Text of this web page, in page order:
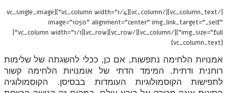
[/vc_column_text][/vc_column][vc_column width="1/4"][vc_single_image
image="1050" alignment="center" img_link_target="_self"
img_size="full"][/vc_column][/vc_row][vc_row][vc_column width="1/1"]
[vc_column_text]
אמנויות הלחימה נתפשות, אם כן, ככלי להשגתה של שלימות
רוחנית ודתית. המימד הדתי של אומנויות הלחימה קשור
לתפישות הקוסמולוגיות העומדות בבסיסן. הקוסמולוגיה